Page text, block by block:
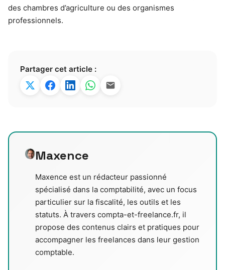
des chambres d’agriculture ou des organismes
professionnels.
Partager cet article :
Maxence
Maxence est un rédacteur passionné
spécialisé dans la comptabilité, avec un focus
particulier sur la fiscalité, les outils et les
statuts. À travers compta-et-freelance.fr, il
propose des contenus clairs et pratiques pour
accompagner les freelances dans leur gestion
comptable.